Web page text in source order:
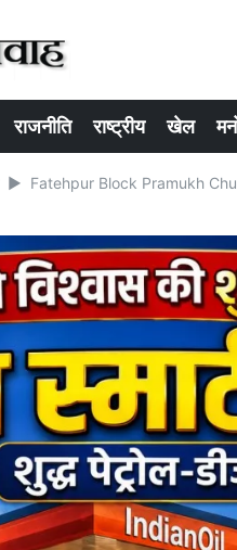
राजनीति राष्ट्रीय खेल
Fatehpur Block Pramukh